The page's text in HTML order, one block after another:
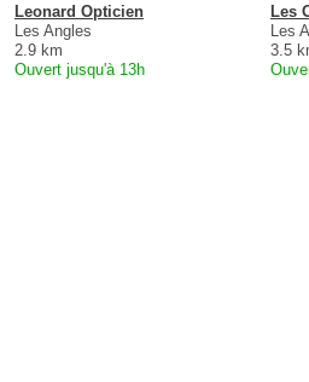
Leonard Opticien
Les Angles
2.9 km
Ouvert jusqu'à 13h
Les
Les
3.5